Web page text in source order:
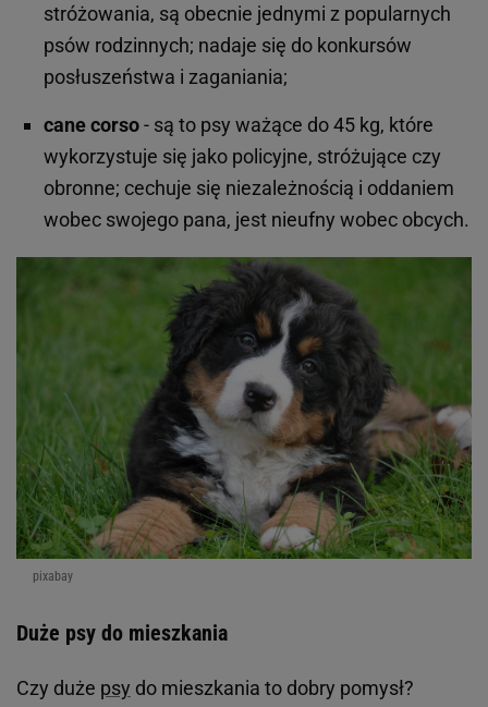
stróżowania, są obecnie jednymi z popularnych
psów rodzinnych; nadaje się do konkursów
posłuszeństwa i zaganiania;
cane corso- są to psy ważące do 45 kg, które
wykorzystuje się jako policyjne, stróżujące czy
obronne; cechuje się niezależnością i oddaniem
wobec swojego pana, jest nieufny wobec obcych.
pixabay
Duże psy do mieszkania
Czy duże psy do mieszkania to dobry pomysł?